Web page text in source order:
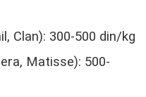
Clan): 300-500 din/kg
Matisse): 500-